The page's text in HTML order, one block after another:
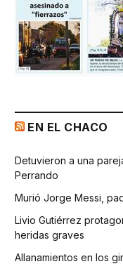
EN EL CHACO
Detuvieron a una
Perrando
Murió Jorge Messi,
Livio Gutiérrez
heridas graves
Allanamientos en los